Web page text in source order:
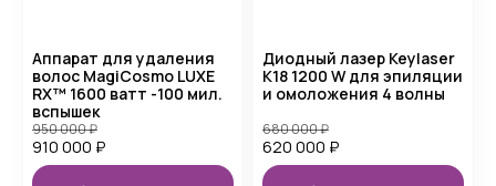
Аппарат для удаления
волос MagiCosmo LUXE
RX™ 1600 ватт -100 мил.
вспышек
910 000 ₽
950 000₽
Диодный лазер Keylaser
K18 1200 W для эпиляции
и омоложения 4 волны
620 000 ₽
680 000₽